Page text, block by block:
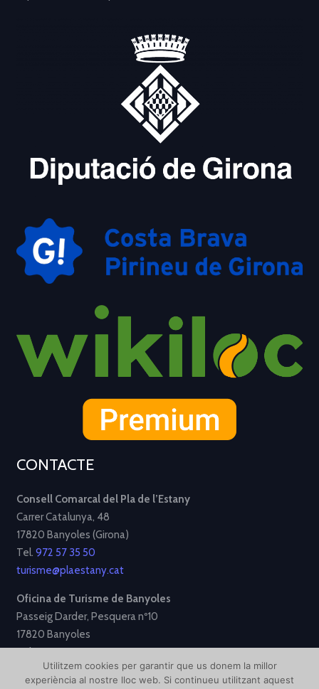
CONTACTE
Consell Comarcal del Pla de l’Estany
Carrer Catalunya, 48
17820 Banyoles (Girona)
Tel. 972 57 35 50
turisme@plaestany.cat
Oficina de Turisme de Banyoles
Passeig Darder, Pesquera nº10
17820 Banyoles
Tel.972 58 34 70
turisme@ajbanyoles.org
Utilitzem cookies per garantir que us donem la millor
experiència al nostre lloc web. Si continueu utilitzant aquest